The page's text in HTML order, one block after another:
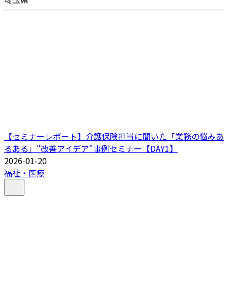
【セミナーレポート】介護保険担当に聞いた「業務の悩みあ
るある」"改善アイデア"事例セミナー【DAY1】
2026-01-20
福祉・医療